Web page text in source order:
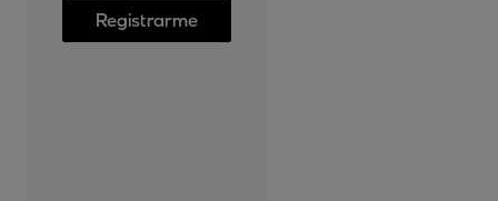
Registrarme